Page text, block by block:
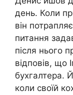
день. Коли
він
питання
після нього
відповів, що
бухгалтера.
коли своїй